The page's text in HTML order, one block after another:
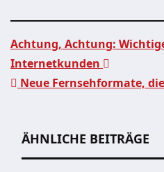
Achtung, Achtung:
Internetkunden
Neue Fernsehformate,
ÄHNLICHE BEITRÄGE